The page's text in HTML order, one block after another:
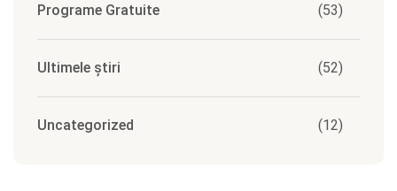
Programe Gratuite (53)
Ultimele știri (52)
Uncategorized (12)